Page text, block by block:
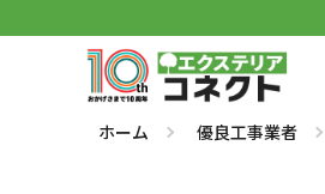
ホーム 優良工事業者